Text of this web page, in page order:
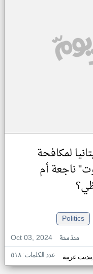
لمكافحة
ناجعة أم
Politics
Oct 03, 2024
منذ سنة
عربية عدد الكلمات: ٥١٨